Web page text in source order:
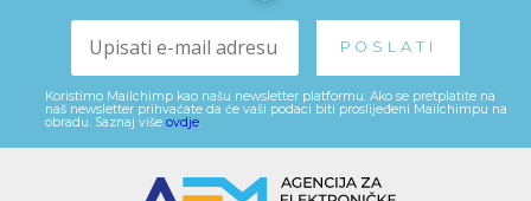
Koristimo Mailchimp kao našu newsletter platformu. Ako se pretplatite na
naš newsletter prihvaćate da će vaši podaci biti proslijeđeni Mailchimpu na
obradu. Saznaj više ovdje